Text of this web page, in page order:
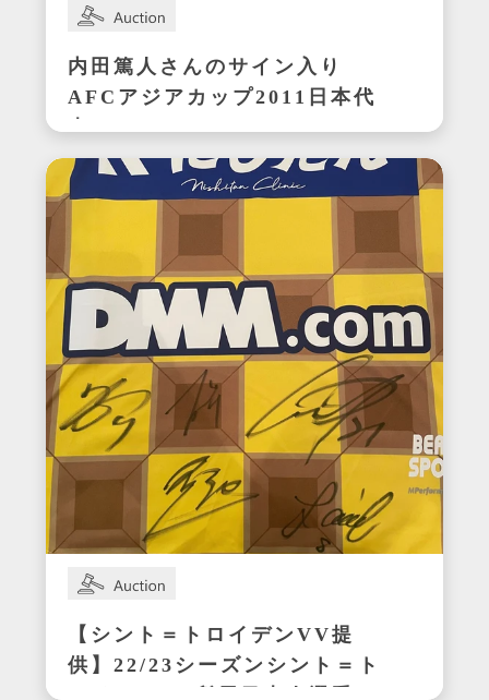
内田篤人さんのサイン入り
AFCアジアカップ2011日本代
表ユニフォーム
【シント＝トロイデンVV提
供】22/23シーズンシント＝ト